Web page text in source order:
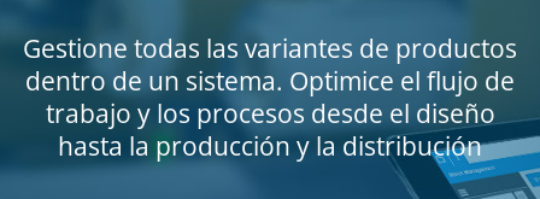
Gestione todas las variantes de productos
dentro de un sistema. Optimice el flujo de
trabajo y los procesos desde el diseño
hasta la producción y la distribución